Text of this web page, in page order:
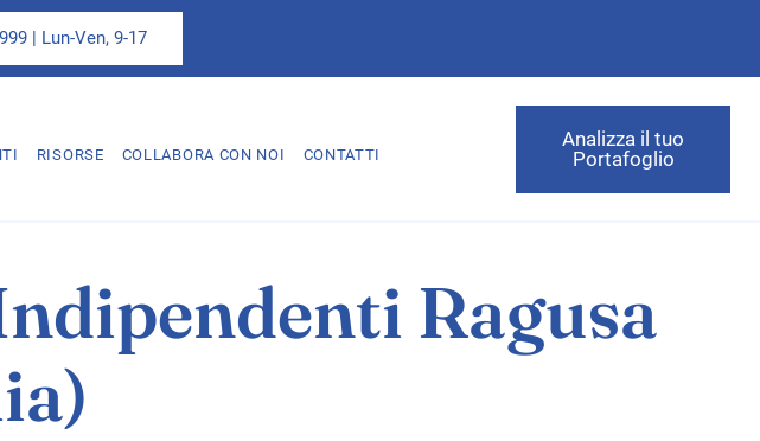
| Lun-Ven, 9-17
RISORSE COLLABORA CON NOI CONTATTI
Analizza il tuo
Portafoglio
Ragusa